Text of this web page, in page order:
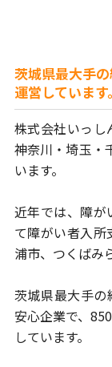
茨城県最大手
運営しています。
株式会社いっし
神奈川・埼玉・
います。
近年では、障が
て障がい者入所
浦市、つくばみ
茨城県最大手の
安心企業で、
しています。